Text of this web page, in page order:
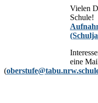
Vielen
Schule!
eine
(